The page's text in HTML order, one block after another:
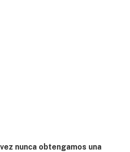
nunca obtengamos una